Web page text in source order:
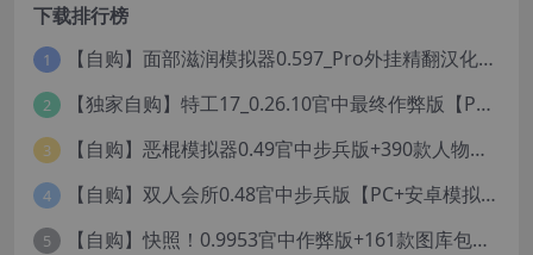
下载排行榜
1 【自购】面部滋润模拟器0.597_Pro外挂精翻汉化版+114款人物MOD【PC+安卓模拟器+3D互动SLG/神级建模/独家定制资源/扶她】/True Facials Pro【12G】
2 【独家自购】特工17_0.26.10官中最终作弊版【PC+安卓+亚洲神作SLG/步兵/NTR+赞助码+旧版存档+画廊】/Agent 17【6.25G】
3 【自购】恶棍模拟器0.49官中步兵版+390款人物卡【PC+安卓模拟器+3D互动调教/捏人变装+作弊器汉化】/坏蛋模拟器/The Villain Simulator【19.5G】
4 【自购】双人会所0.48官中步兵版【PC+安卓模拟器+大型3D互动/精品沙盒/变装捏脸】 /一起回家吧/Home Together【12.6G】
5 【自购】快照！0.9953官中作弊版+161款图库包【PC+安卓模拟器+3D互动/开放世界/沙盒/偷拍/盗摄/步兵/11000+照片】/Snapshot!【13.6G】